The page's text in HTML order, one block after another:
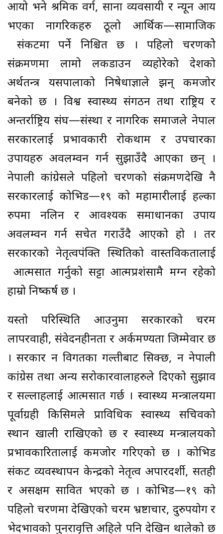
आयो भने श्रमिक वर्ग, साना व्यवसायी र न्यून आय
भएका नागरिकहरु ठूलो आर्थिक—सामाजिक
संकटमा पर्ने निश्चित छ । पहिलो चरणकोे
संक्रमणमा लामो लकडाउन व्यहोरेको देशको
अर्थतन्त्र यसपालाको निषेधाज्ञाले झन् कमजोर
बनेको छ । विश्व स्वास्थ्य संगठन तथा राष्ट्रिय र
अन्तर्राष्ट्रिय संघ—संस्था र नागरिक समाजले नेपाल
सरकारलाई प्रभावकारी रोकथाम र उपचारका
उपायहरु अवलम्वन गर्न सुझाउँदै आएका छन् ।
नेपाली कांग्रेसले पहिलो चरणको संक्रमणदेखि नै
सरकारलाई कोभिड—१९ को महामारीलाई हल्का
रुपमा नलिन र आवश्यक समाधानका उपाय
अवलम्वन गर्न सचेत गराउँदै आएको हो । तर
सरकारको नेतृत्वपंक्ति स्थितिको वास्तविकतालाई
आत्मसात गर्नुको सट्टा आत्मप्रशंसामै मग्न रहेको
हाम्रो निष्कर्ष छ ।
यस्तो परिस्थिति आउनुमा सरकारको चरम
लापरवाही, संवेदनहीनता र अर्कमण्यता जिम्मेवार छ
। सरकार न विगतका गल्तीबाट सिक्छ, न नेपाली
कांग्रेस तथा अन्य सरोकारवालाहरुले दिएको सुझाव
र सल्लाहलाई आत्मसात गर्छ । स्वास्थ्य मन्त्रालयमा
पूर्वाग्रही किसिमले प्राविधिक स्वास्थ्य सचिवको
स्थान खाली राखिएको छ र स्वास्थ्य मन्त्रालयको
प्रभावकारितालाई कमजोर गरिएको छ । कोभिड
संकट व्यवस्थापन केन्द्रको नेतृत्व अपारदर्शी, सतही
र असक्षम सावित भएको छ । कोभिड—१९ को
पहिलो चरणमा देखिएको चरम भ्रष्टाचार, दुरुपयोग र
भेदभावको पुनरावृत्ति अहिले पनि देखिन थालेको छ